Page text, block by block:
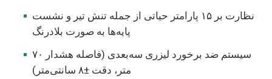
نظارت بر ۱۵ پارامتر حیاتی از جمله تنش تیر و نشست
پایه‌ها به صورت بلادرنگ
سیستم ضد برخورد لیزری سه‌بعدی (فاصله هشدار ۷۰
متر، دقت ±۸ سانتی‌متر)